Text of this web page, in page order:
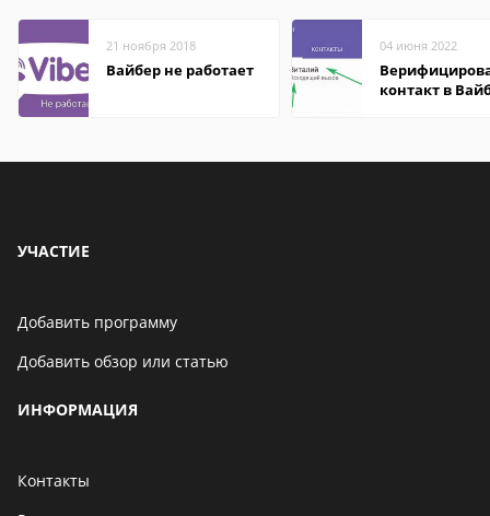
21 ноября 2018
Вайбер не работает
04 июня 2022
контакт в
УЧАСТИЕ
Добавить программу
Добавить обзор или статью
ИНФОРМАЦИЯ
Контакты